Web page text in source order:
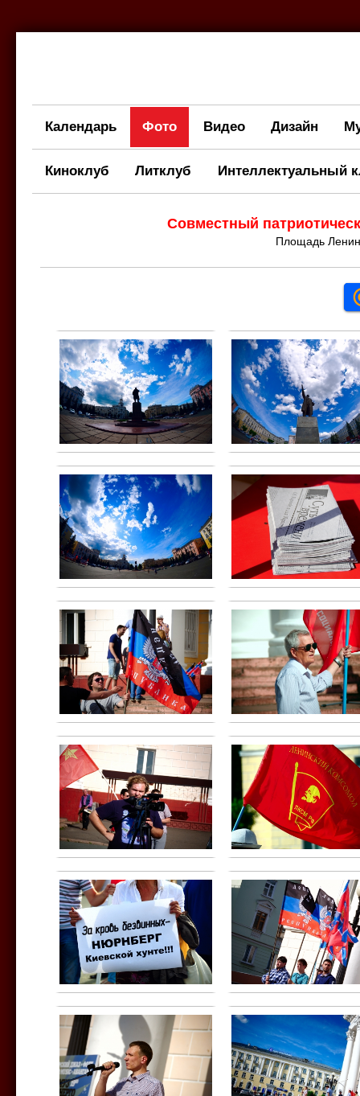
Календарь Фото Видео Дизайн
Киноклуб Литклуб Интеллектуальный
Совместный
Площадь